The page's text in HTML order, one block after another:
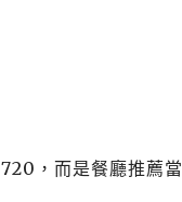
720 ，而是餐廳推薦